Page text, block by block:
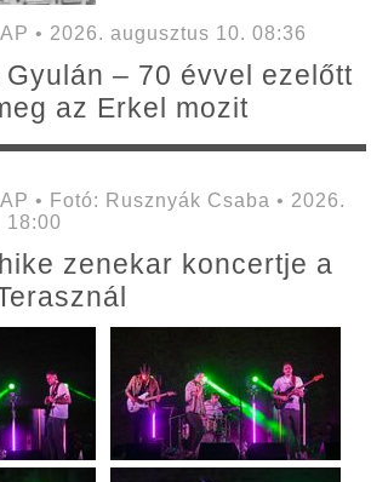
• 2026. augusztus 10. 08:36
Gyulán – 70 évvel ezelőtt
az Erkel mozit
• Fotó: Rusznyák Csaba • 2026.
18:00
zenekar koncertje a